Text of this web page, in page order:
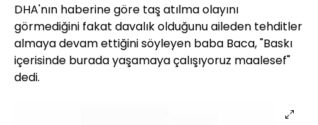
DHA'nın haberine göre taş atılma olayını
görmediğini fakat davalık olduğunu aileden tehditler
almaya devam ettiğini söyleyen baba Baca, "Baskı
içerisinde burada yaşamaya çalışıyoruz maalesef"
dedi.